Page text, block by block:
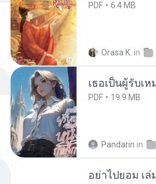
PDF 6.4 MB
Orasa K. in
เธอเป็นผู้รับเ
PDF 19.9 MB
Pandarin in
อย่าไปยอม เล่